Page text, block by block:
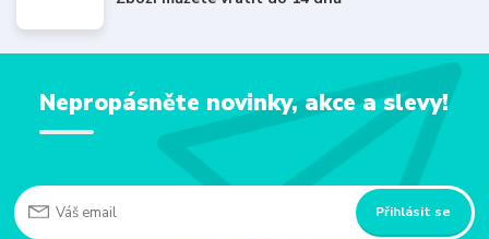
Nepropásněte novinky, akce a slevy!
Přihlásit se